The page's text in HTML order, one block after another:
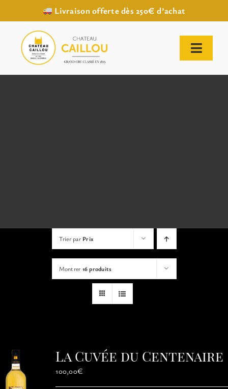
Livraison offerte dès 250€ d’achat
contenu
OFFRIR UNE EXPERIENCE
BOUTIQUE EN LIGNE
CONTACT
Trier parPrix
Montrer16 produits
La Cuvée du Centenaire
100,00€